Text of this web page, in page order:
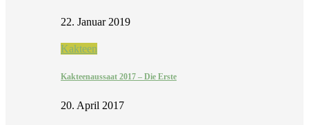
22. Januar 2019
Kakteen
Kakteenaussaat 2017 – Die Erste
20. April 2017